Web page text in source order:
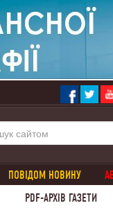
ПОВІДОМ НОВИНУ
PDF-АРХІВ ГАЗЕТИ